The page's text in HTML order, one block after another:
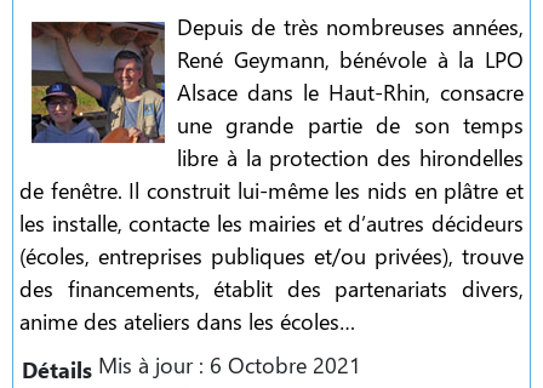
Depuis de très nombreuses années,
René Geymann, bénévole à la LPO
Alsace dans le Haut-Rhin, consacre
une grande partie de son temps
libre à la protection des hirondelles
de fenêtre. Il construit lui-même les nids en plâtre et
les installe, contacte les mairies et d’autres décideurs
(écoles, entreprises publiques et/ou privées), trouve
des financements, établit des partenariats divers,
anime des ateliers dans les écoles…
Détails Mis à jour : 6 Octobre 2021